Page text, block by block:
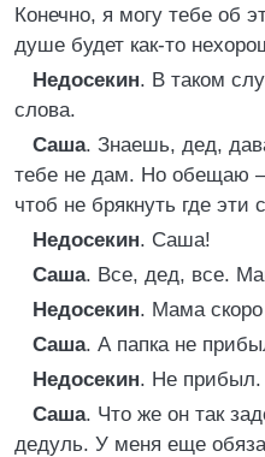
Конечно, я могу тебе об
душе будет как-то
Недосекин. В таком
слова.
Саша. Знаешь, дед,
тебе не дам. Но обещаю
чтоб не брякнуть где эти
Недосекин. Саша!
Саша. Все, дед, все.
Недосекин. Мама скоро
Саша. А папка не
Недосекин. Не прибыл.
Саша. Что же он так
дедуль. У меня еще